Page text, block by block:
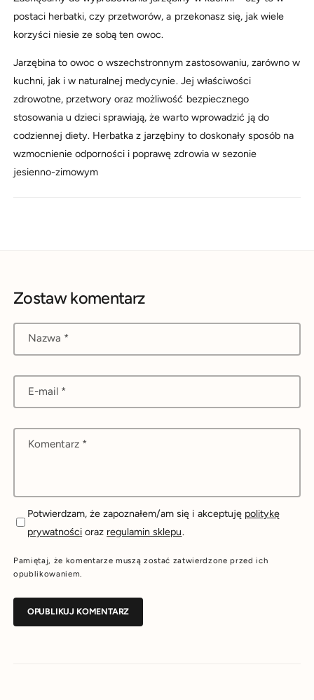
postaci herbatki, czy przetworów, a przekonasz się, jak wiele
korzyści niesie ze sobą ten owoc.
Jarzębina to owoc o wszechstronnym zastosowaniu, zarówno w
kuchni, jak i w naturalnej medycynie. Jej właściwości
zdrowotne, przetwory oraz możliwość bezpiecznego
stosowania u dzieci sprawiają, że warto wprowadzić ją do
codziennej diety. Herbatka z jarzębiny to doskonały sposób na
wzmocnienie odporności i poprawę zdrowia w sezonie
jesienno-zimowym
Zostaw komentarz
Nazwa *
E-mail *
Komentarz *
Potwierdzam, że zapoznałem/am się i akceptuję politykę
prywatności oraz regulamin sklepu.
Pamiętaj, że komentarze muszą zostać zatwierdzone przed ich
opublikowaniem.